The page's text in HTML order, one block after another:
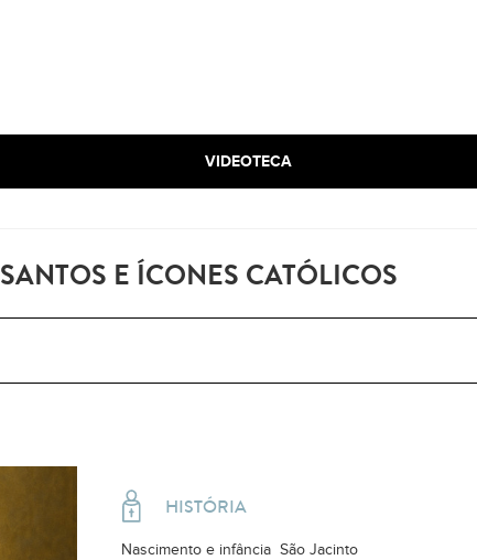
VIDEOTECA
SANTOS E ÍCONES CATÓLICOS
HISTÓRIA
Nascimento e infância São Jacinto